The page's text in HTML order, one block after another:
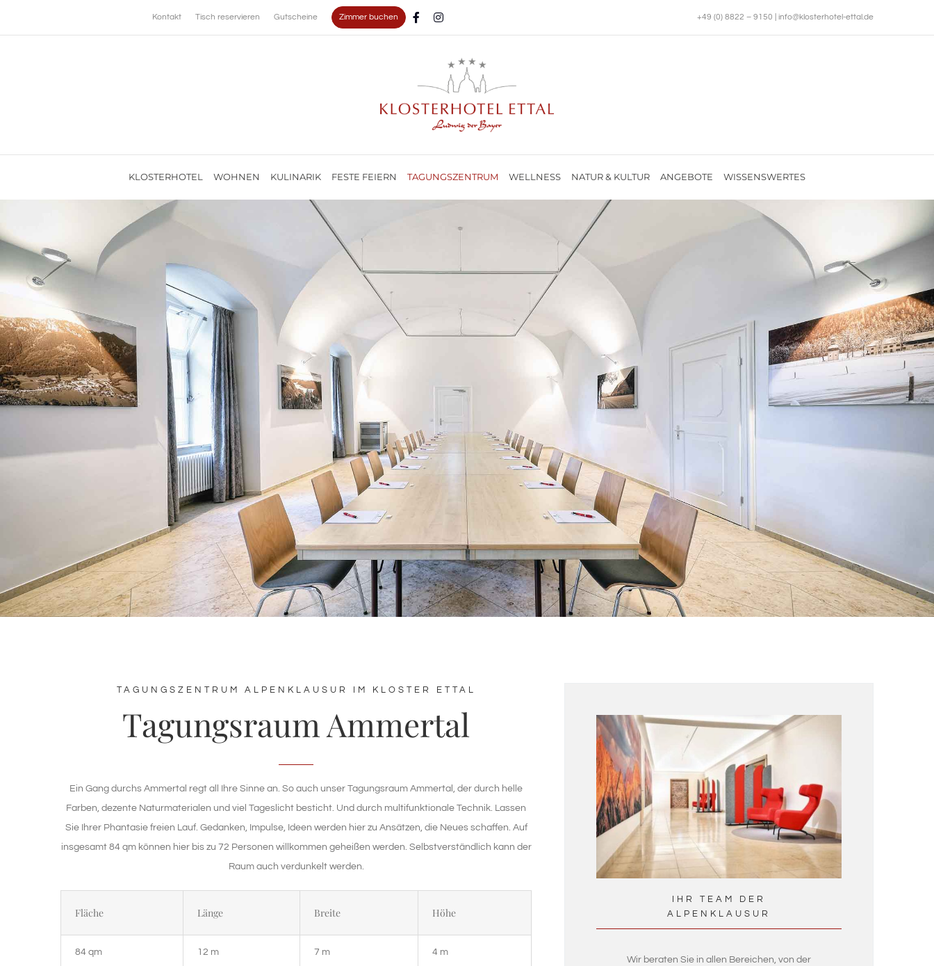
Kontakt Tisch reservieren Gutscheine Zimmer buchen +49 (0) 8822 – 9150 |info@klosterhotel-ettal.de
KLOSTERHOTEL WOHNEN KULINARIK FESTE FEIERN TAGUNGSZENTRUM WELLNESS NATUR & KULTUR ANGEBOTE WISSENSWERTES
TAGUNGSZENTRUM ALPENKLAUSUR IM KLOSTER ETTAL
Tagungsraum Ammertal
Ein Gang durchs Ammertal regt all Ihre Sinne an. So auch unser Tagungsraum Ammertal, der durch helle
Farben, dezente Naturmaterialen und viel Tageslicht besticht. Und durch multifunktionale Technik. Lassen
Sie Ihrer Phantasie freien Lauf. Gedanken, Impulse, Ideen werden hier zu Ansätzen, die Neues schaffen. Auf
insgesamt 84 qm können hier bis zu 72 Personen willkommen geheißen werden. Selbstverständlich kann der
Raum auch verdunkelt werden.
Fläche Länge Breite Höhe
84 qm 12 m 7 m 4 m
IHR TEAM DER
ALPENKLAUSUR
Wir beraten Sie in allen Bereichen, von der